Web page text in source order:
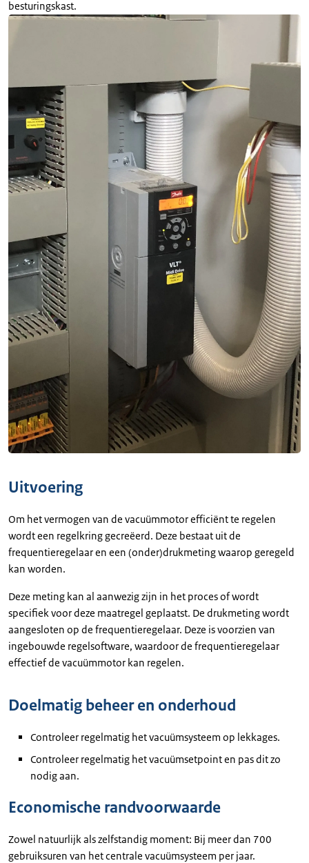
besturingskast.
Uitvoering
Om het vermogen van de vacuümmotor efficiënt te regelen
wordt een regelkring gecreëerd. Deze bestaat uit de
frequentieregelaar en een (onder)drukmeting waarop geregeld
kan worden.
Deze meting kan al aanwezig zijn in het proces of wordt
specifiek voor deze maatregel geplaatst. De drukmeting wordt
aangesloten op de frequentieregelaar. Deze is voorzien van
ingebouwde regelsoftware, waardoor de frequentieregelaar
effectief de vacuümmotor kan regelen.
Doelmatig beheer en onderhoud
Controleer regelmatig het vacuümsysteem op lekkages.
Controleer regelmatig het vacuümsetpoint en pas dit zo
nodig aan.
Economische randvoorwaarde
Zowel natuurlijk als zelfstandig moment: Bij meer dan 700
gebruiksuren van het centrale vacuümsysteem per jaar.